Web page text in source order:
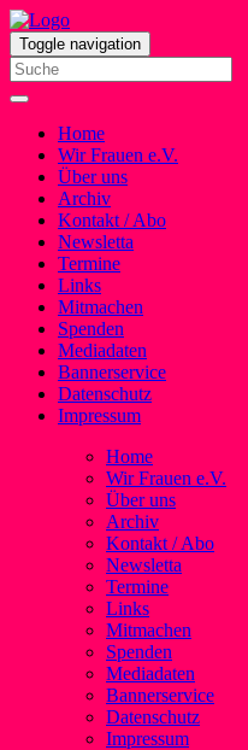
Toggle navigation
Home
Wir Frauen e.V.
Über uns
Archiv
Kontakt / Abo
Newsletta
Termine
Links
Mitmachen
Spenden
Mediadaten
Bannerservice
Datenschutz
Impressum
Home
Wir Frauen e.V.
Über uns
Archiv
Kontakt / Abo
Newsletta
Termine
Links
Mitmachen
Spenden
Mediadaten
Bannerservice
Datenschutz
Impressum